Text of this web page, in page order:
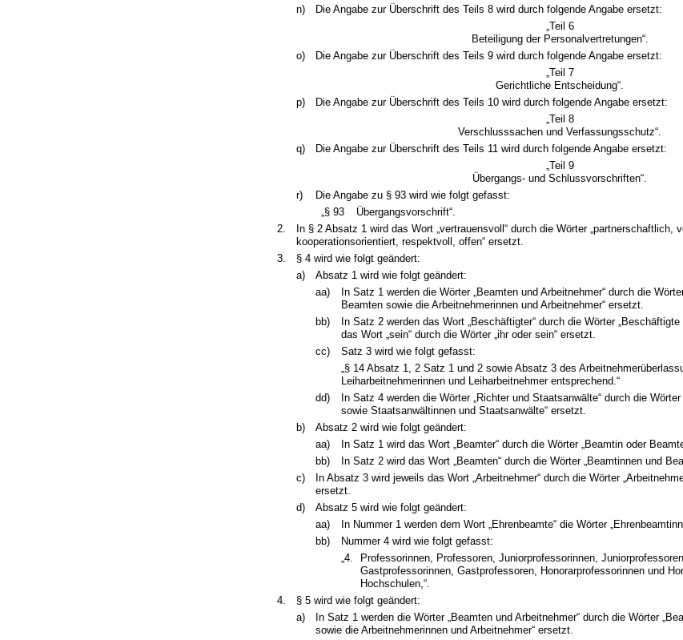
n)
Die Angabe zur Überschrift des Teils 8 wird durch folgende Angabe ersetzt:
„Teil 6
Beteiligung der Personalvertretungen“.
o)
Die Angabe zur Überschrift des Teils 9 wird durch folgende Angabe ersetzt:
„Teil 7
Gerichtliche Entscheidung“.
p)
Die Angabe zur Überschrift des Teils 10 wird durch folgende Angabe ersetzt:
„Teil 8
Verschlusssachen und Verfassungsschutz“.
q)
Die Angabe zur Überschrift des Teils 11 wird durch folgende Angabe ersetzt:
„Teil 9
Übergangs- und Schlussvorschriften“.
r)
Die Angabe zu § 93 wird wie folgt gefasst:
„§ 93
Übergangsvorschrift“.
2.
In § 2 Absatz 1 wird das Wort „vertrauensvoll“ durch die Wörter „partnerschaftlich,
kooperationsorientiert, respektvoll, offen“ ersetzt.
3.
§ 4 wird wie folgt geändert:
a)
Absatz 1 wird wie folgt geändert:
aa)
In Satz 1 werden die Wörter „Beamten und Arbeitnehmer“ durch die
Beamten sowie die Arbeitnehmerinnen und Arbeitnehmer“ ersetzt.
bb)
In Satz 2 werden das Wort „Beschäftigter“ durch die Wörter
das Wort „sein“ durch die Wörter „ihr oder sein“ ersetzt.
cc)
Satz 3 wird wie folgt gefasst:
„§ 14 Absatz 1, 2 Satz 1 und 2 sowie Absatz 3 des
Leiharbeitnehmerinnen und Leiharbeitnehmer entsprechend.“
dd)
In Satz 4 werden die Wörter „Richter und Staatsanwälte“ durch die
sowie Staatsanwältinnen und Staatsanwälte“ ersetzt.
b)
Absatz 2 wird wie folgt geändert:
aa)
In Satz 1 wird das Wort „Beamter“ durch die Wörter „Beamtin oder
bb)
In Satz 2 wird das Wort „Beamten“ durch die Wörter „Beamtinnen und
c)
In Absatz 3 wird jeweils das Wort „Arbeitnehmer“ durch die Wörter
ersetzt.
d)
Absatz 5 wird wie folgt geändert:
aa)
In Nummer 1 werden dem Wort „Ehrenbeamte“ die Wörter
bb)
Nummer 4 wird wie folgt gefasst:
„4.
Professorinnen, Professoren, Juniorprofessorinnen,
Gastprofessorinnen, Gastprofessoren, Honorarprofessorinnen und
Hochschulen,“.
4.
§ 5 wird wie folgt geändert:
a)
In Satz 1 werden die Wörter „Beamten und Arbeitnehmer“ durch die Wörter
sowie die Arbeitnehmerinnen und Arbeitnehmer“ ersetzt.